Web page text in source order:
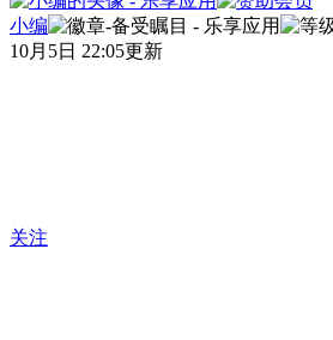
小编
10月5日 22:05更新
关注